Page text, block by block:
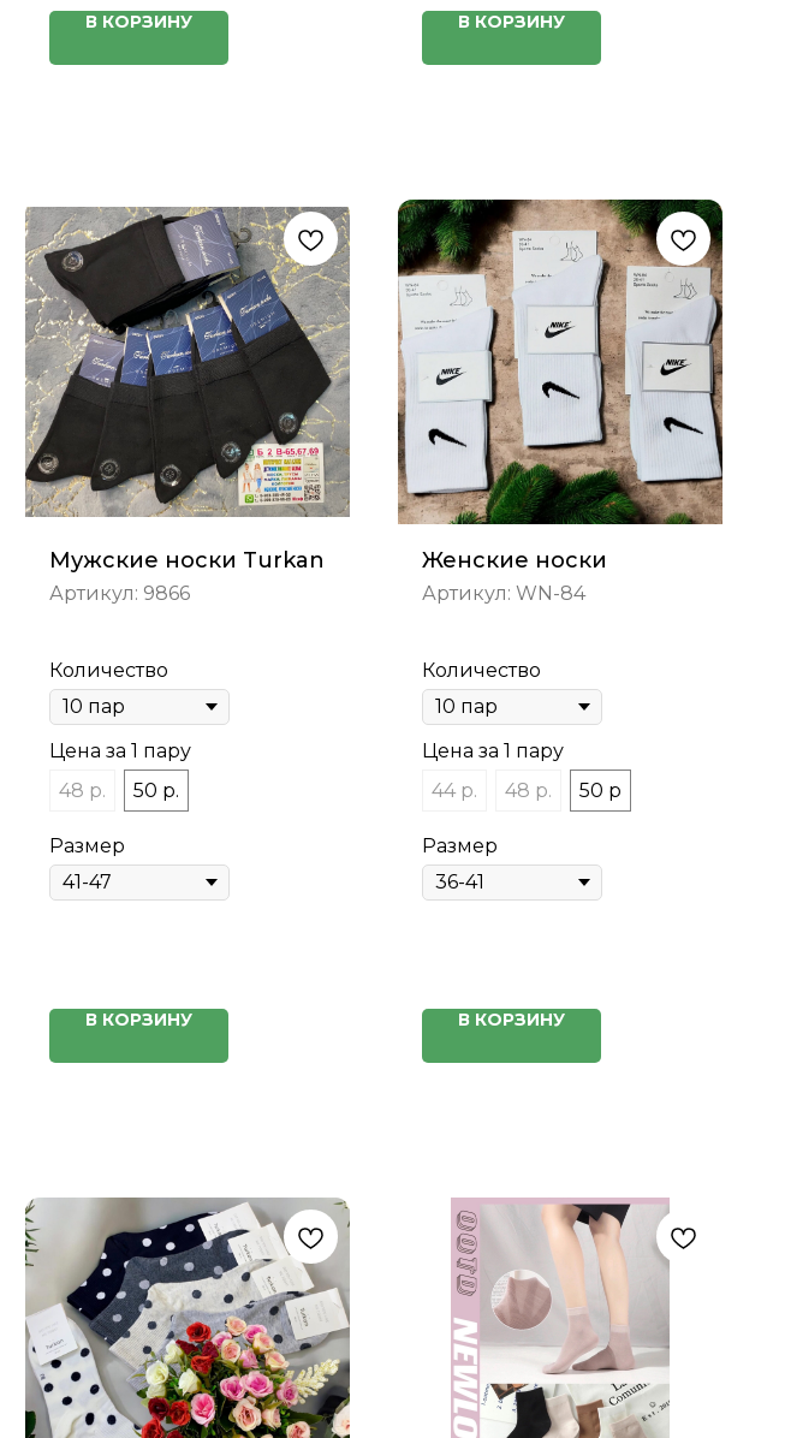
В КОРЗИНУ В КОРЗИНУ
Мужские носки Turkan
Артикул: 9866
Количество
Цена за 1 пару
48 р.
50 р.
Размер
В КОРЗИНУ
Женские носки
Артикул: WN-84
Количество
Цена за 1 пару
44 р.
48 р. 50 р
Размер
В КОРЗИНУ